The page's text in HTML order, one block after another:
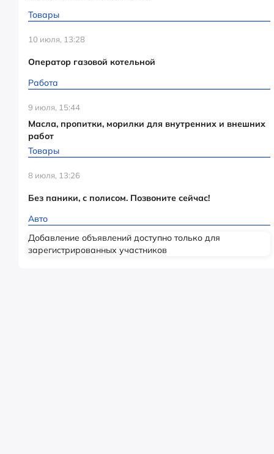
Товары
10 июля, 13:28
Оператор газовой котельной
Работа
9 июля, 15:44
Масла, пропитки, морилки для внутренних и внешних
работ
Товары
8 июля, 13:26
Без паники, с полисом. Позвоните сейчас!
Авто
Добавление объявлений доступно только для
зарегистрированных участников